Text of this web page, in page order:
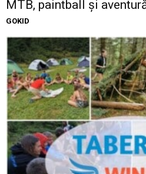
MTB, paintball și
GOKID